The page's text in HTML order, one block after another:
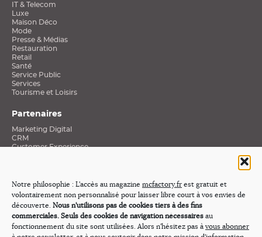
Notre philosophie : L'accès au magazine mcfactory.fr est gratuit et
volontairement non personnalisé pour laisser libre court à vos envies de
découverte. Nous n'utilisons pas de cookies tiers à des fins
commerciales. Seuls des cookies de navigation nécessaires au
fonctionnement du site sont utilisées. Alors n'hésitez pas à vous abonner
IT & Telecom
Luxe
Maison Déco
Mode
Presse & Médias
Restauration
Retail
Santé
Service Public
Services
Tourisme et Loisirs
Partenaires
Marketing Digital
CRM
Customer Experience
Excellence E-Commerce
Médias
Revue de presse
Nos émissions